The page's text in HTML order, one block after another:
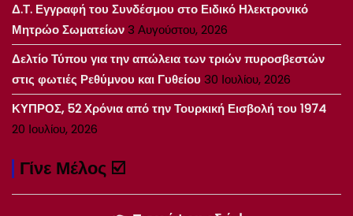
Δ.Τ. Εγγραφή του Συνδέσμου στο Ειδικό Ηλεκτρονικό
Μητρώο Σωματείων3 Αυγούστου, 2026
Δελτίο Τύπου για την απώλεια των τριών πυροσβεστών
στις φωτιές Ρεθύμνου και Γυθείου 30 Ιουλίου, 2026
ΚΥΠΡΟΣ, 52 Χρόνια από την Τουρκική Εισβολή του 1974
20 Ιουλίου, 2026
Γίνε Μέλος ☑️